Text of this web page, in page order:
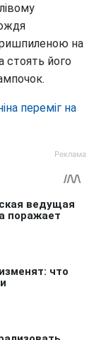
на
стоять його
переміг на